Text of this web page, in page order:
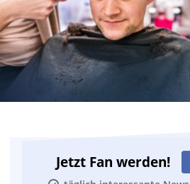
Jetzt Fan werden!